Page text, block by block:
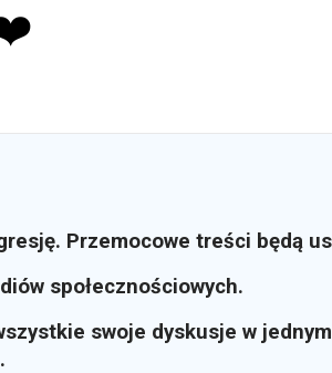
Przemocowe treści będą
społecznościowych.
swoje dyskusje w jednym